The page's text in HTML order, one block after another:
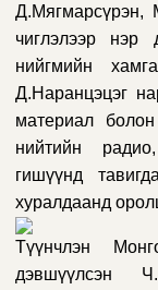
Д.Мягмарсүрэн,
чиглэлээр
нэр
нийгмийн
Д.Наранцэцэг
материал
нийтийн
гишүүнд
хуралдаанд
Түүнчлэн
дэвшүүлсэн